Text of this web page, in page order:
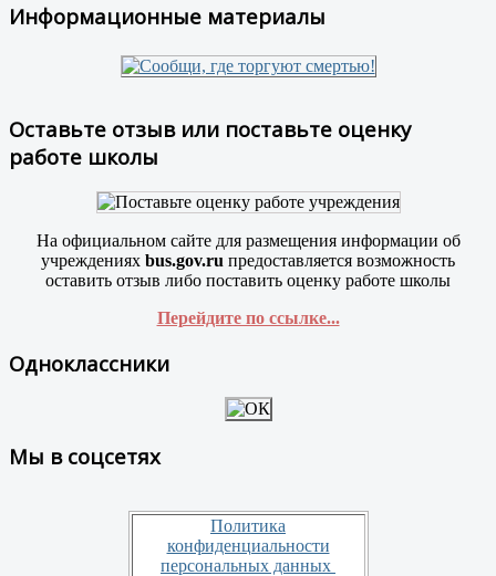
Информационные материалы
Оставьте отзыв или поставьте оценку
работе школы
На официальном сайте для размещения информации об
учреждениях bus.gov.ru предоставляется возможность
оставить отзыв либо поставить оценку работе школы
Перейдите по ссылке...
Одноклассники
Мы в соцсетях
Политика
конфиденциальности
персональных данных